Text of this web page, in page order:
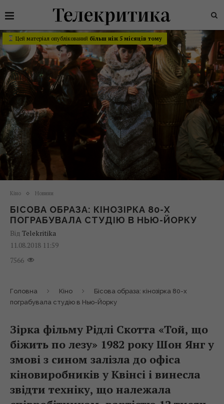
Цей матеріал опублікований більш ніж 5 місяців тому
Кіно Новини
БІСОВА ОБРАЗА: КІНОЗІРКА 80-Х
ПОГРАБУВАЛА СТУДІЮ В НЬЮ-ЙОРКУ
Від Telekritika
11.08.2018 11:59
7566
Головна Кіно
Бісова образа: кінозірка 80-х
пограбувала студію в Нью-Йорку
Зірка фільму Рідлі Скотта «Той, що
біжить по лезу» 1982 року Шон Янг у
змові з сином залізла до офіса
кіновиробників у Квінсі і винесла
звідти техніку, що належала